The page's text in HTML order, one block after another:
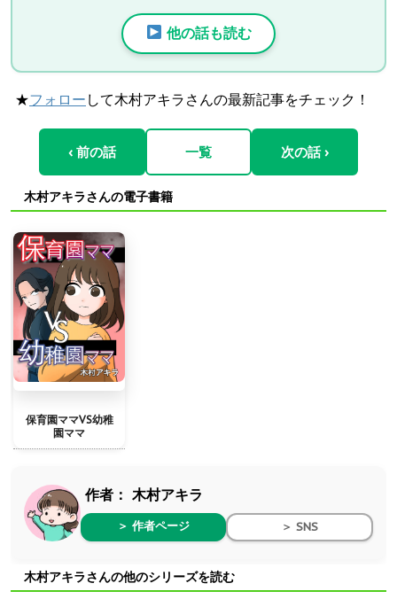
他の話も読む
★フォロー して木村アキラさんの最新記事をチェック！
‹ 前の話 一覧 次の話 ›
木村アキラさんの電子書籍
保育園ママVS幼稚
園ママ
作者： 木村アキラ
＞ 作者ページ ＞ SNS
木村アキラさんの他のシリーズを読む